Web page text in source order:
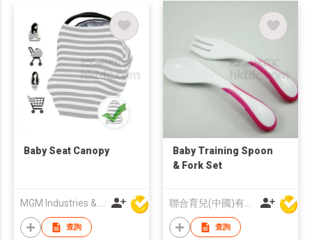
Baby Seat Canopy
查詢
Baby Training Spoon
& Fork Set
查詢